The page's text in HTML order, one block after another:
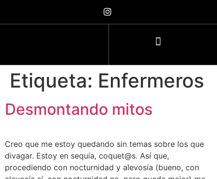
Etiqueta: Enfermeros
Desmontando mitos
Creo que me estoy quedando sin temas sobre los que
divagar. Estoy en sequía, coquet@s. Así que,
procediendo con nocturnidad y alevosía (bueno, con